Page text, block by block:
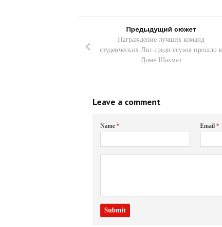
Предыдущий сюжет
Награждение лучших команд
студенческих Лиг среди ссузов прошло в
Доме Шахмат
Leave a comment
Name* Email*